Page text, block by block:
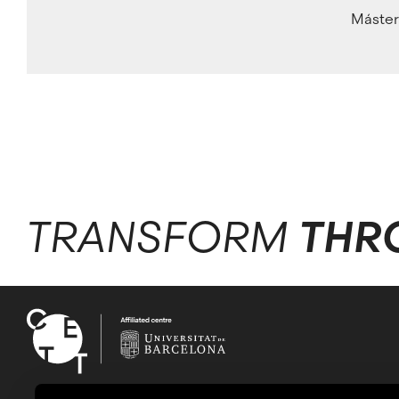
TRANSFORM